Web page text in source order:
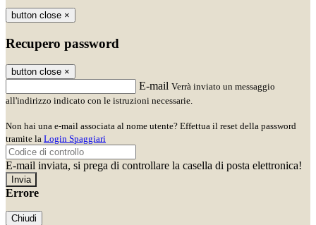
button close ×
Recupero password
button close ×
E-mail Verrà inviato un messaggio
all'indirizzo indicato con le istruzioni necessarie.
Non hai una e-mail associata al nome utente? Effettua il reset della password
tramite la Login Spaggiari
E-mail inviata, si prega di controllare la casella di posta elettronica!
Errore
Chiudi